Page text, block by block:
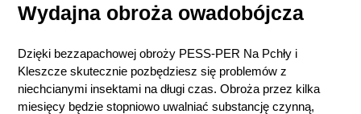
Wydajna obroża owadobójcza
Dzięki bezzapachowej obroży PESS-PER Na Pchły i
Kleszcze skutecznie pozbędziesz się problemów z
niechcianymi insektami na długi czas. Obroża przez kilka
miesięcy będzie stopniowo uwalniać substancję czynną,